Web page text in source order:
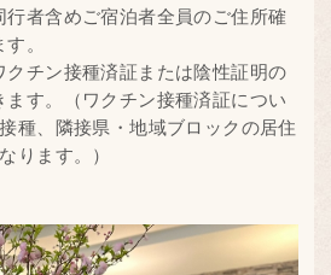
者含めご宿泊者全員のご住所確
。
チン接種済証または陰性証明の
す。（ワクチン接種済証につい
種、隣接県・地域ブロックの居住
ります。）